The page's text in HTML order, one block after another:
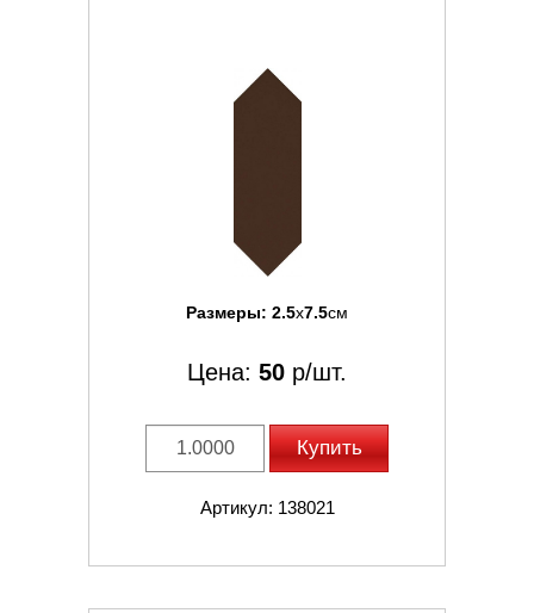
Размеры: 2.5x7.5см
Цена: 50 р/шт.
Купить
Артикул: 138021